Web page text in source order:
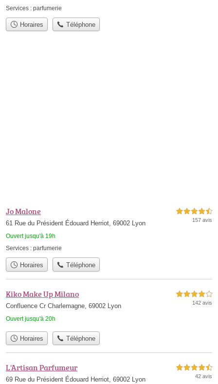
Services : parfumerie
Horaires Téléphone
Jo Malone
61 Rue du Président Édouard Herriot, 69002 Lyon
Ouvert jusqu'à 19h
4,5 étoiles sur 5
157 avis
Services : parfumerie
Horaires Téléphone
Kiko Make Up Milano
Confluence Cr Charlemagne, 69002 Lyon
Ouvert jusqu'à 20h
4,0 étoiles sur 5
142 avis
Horaires Téléphone
L'Artisan Parfumeur
69 Rue du Président Édouard Herriot, 69002 Lyon
4,5 étoiles sur 5
42 avis